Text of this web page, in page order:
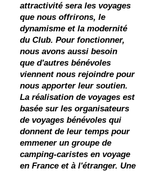
attractivité sera les voyages
que nous offrirons, le
dynamisme et la modernité
du Club. Pour fonctionner,
nous avons aussi besoin
que d'autres bénévoles
viennent nous rejoindre pour
nous apporter leur soutien.
La réalisation de voyages est
basée sur les organisateurs
de voyages bénévoles qui
donnent de leur temps pour
emmener un groupe de
camping-caristes en voyage
en France et à l'étranger. Une